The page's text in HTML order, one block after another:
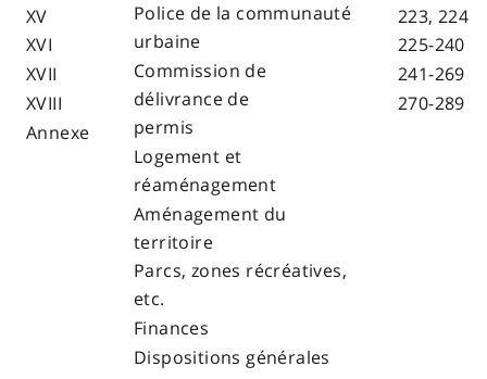
XV
XVI
XVII
XVIII
Annexe
Police de la communauté
urbaine
Commission de
délivrance de
permis
Logement et
réaménagement
Aménagement du
territoire
Parcs, zones récréatives,
etc.
Finances
Dispositions générales
223, 224
225-240
241-269
270-289